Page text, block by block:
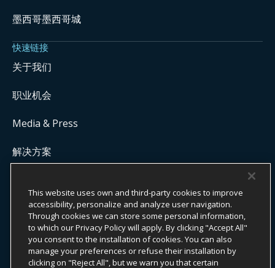
墨西哥墨西哥城
快速链接
关于我们
职业机会
Media & Press
解决方案
版权所有 ©2026ONYX CENTERSOURCE。保留所有权利。
Onyx CenterSource 并非银行机构。所有支付服务均由与 Onyx
CenterSource 合作的持牌金融机构提供并处理。
This website uses own and third-party cookies to improve
accessibility, personalize and analyze user navigation.
Through cookies we can store some personal information,
to which our Privacy Policy will apply. By clicking "Accept All"
you consent to the installation of cookies. You can also
manage your preferences or refuse their installation by
clicking on "Reject All", but we warn you that certain